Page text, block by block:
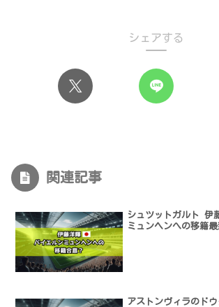
シェアする
関連記事
シュツットガルト 伊
ミュンヘンへの移籍
アストンヴィラのド